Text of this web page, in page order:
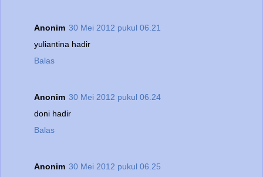
Anonim 30 Mei 2012 pukul 06.21
yuliantina hadir
Balas
Anonim 30 Mei 2012 pukul 06.24
doni hadir
Balas
Anonim 30 Mei 2012 pukul 06.25